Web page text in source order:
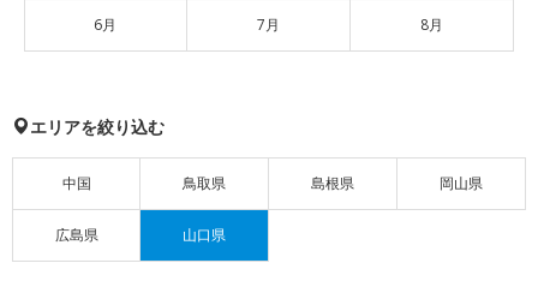
6月 7月 8月
エリアを絞り込む
中国 鳥取県 島根県 岡山県
広島県 山口県